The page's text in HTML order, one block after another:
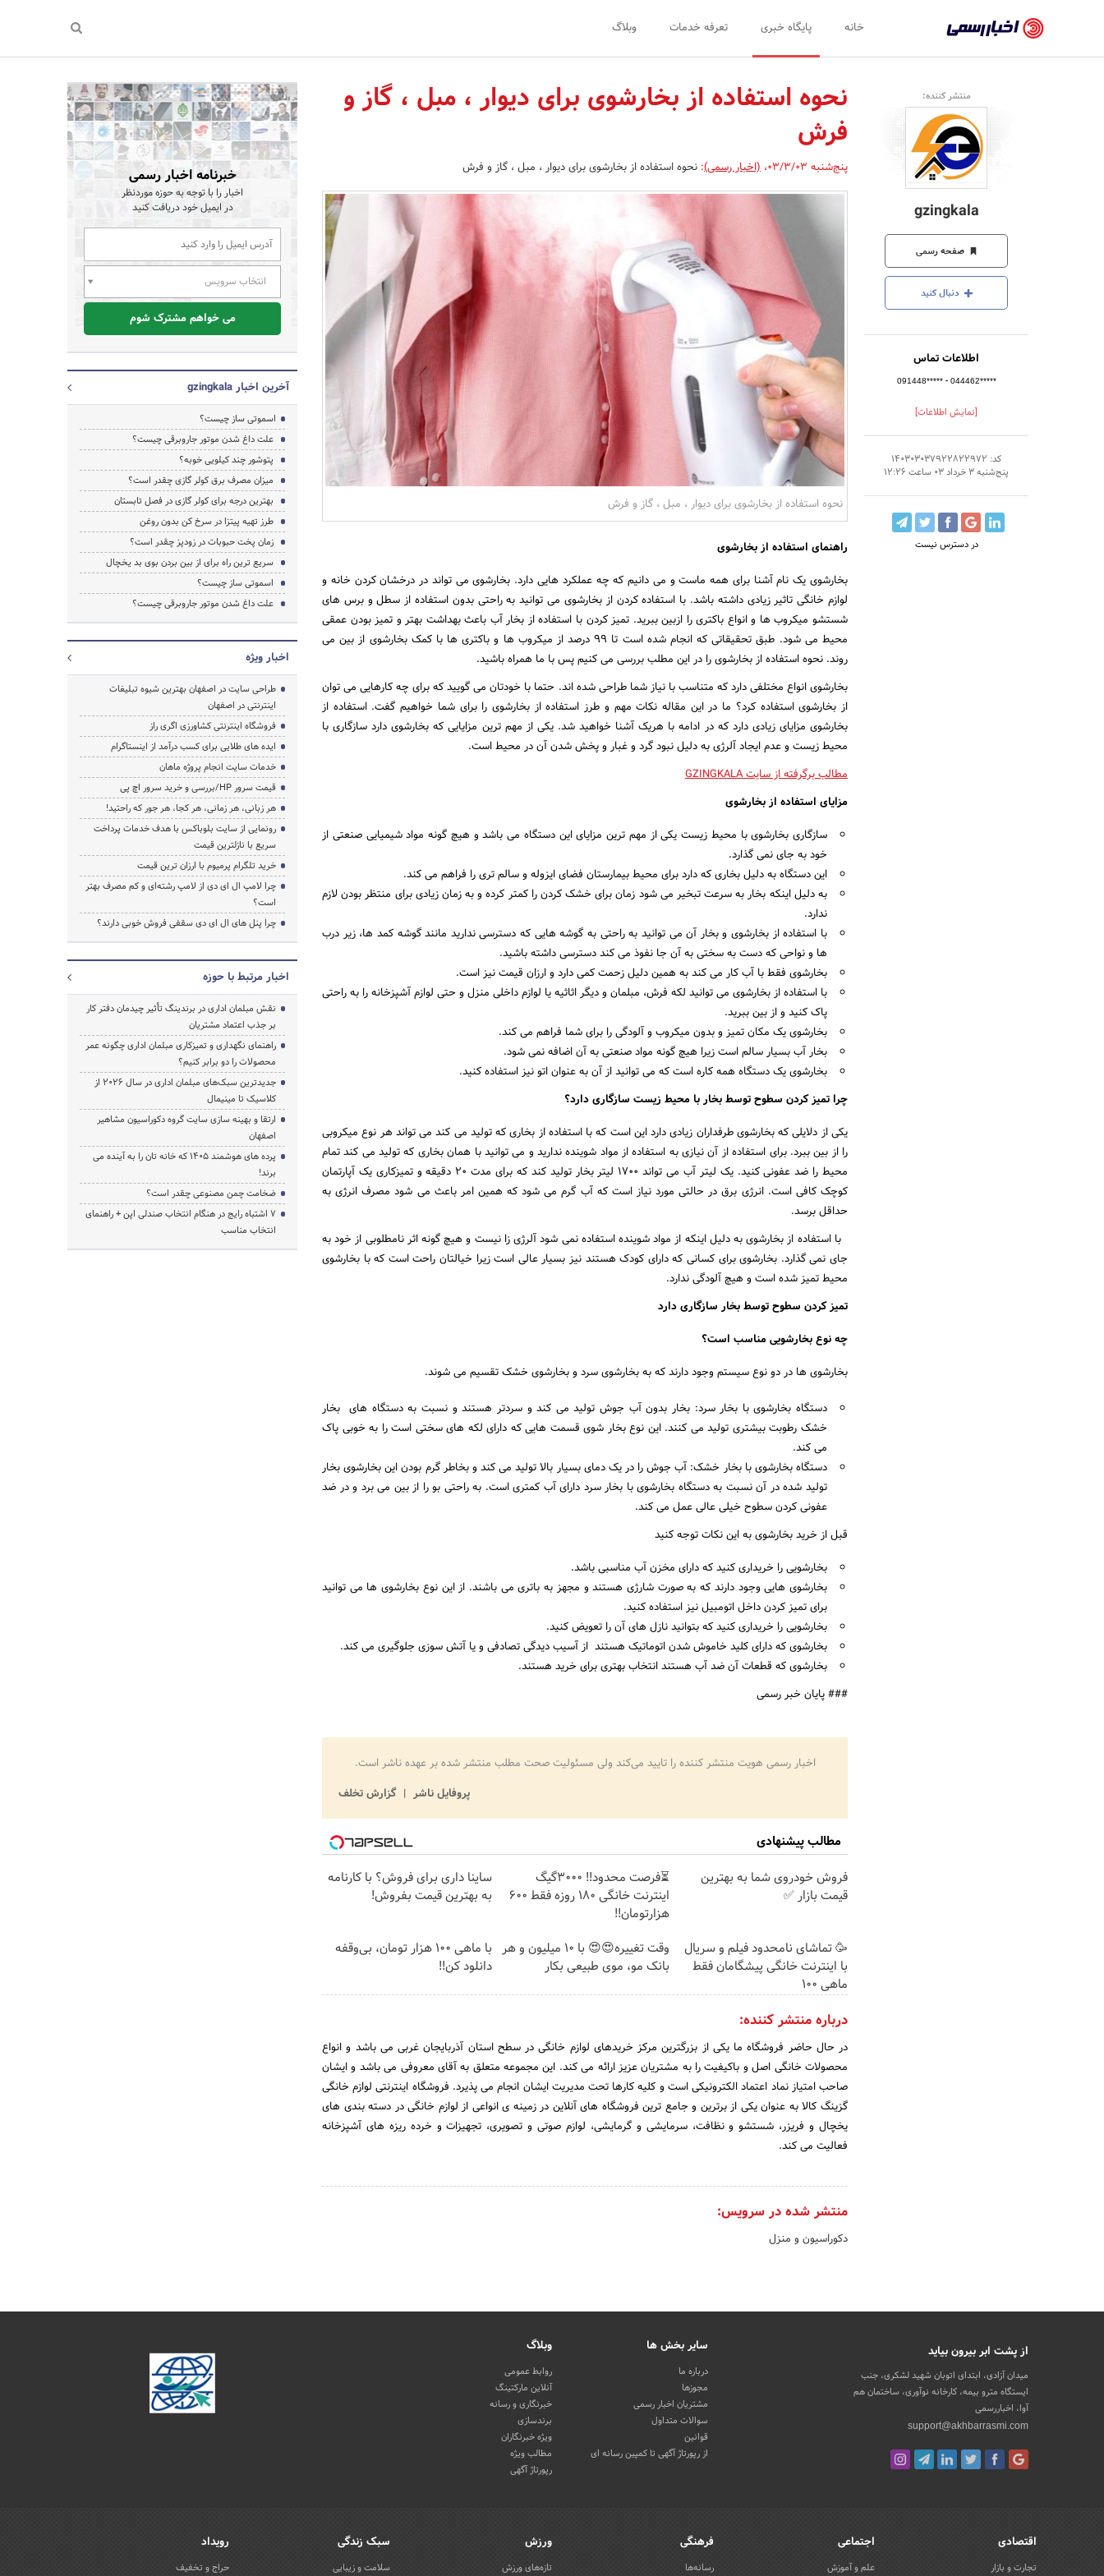
رسمی
-
اخبار
تایید
شده
شرکت‌ها،
سازمان‌ها
و
روابط
عمومی‌ها
خانه پایگاه خبری تعرفه خدمات وبلاگ
جستجو
منتشر کننده:
gzingkala
صفحه رسمی
دنبال کنید
اطلاعات تماس
091448***** - 044462*****
[نمایش اطلاعات]
کد: 140303037922822972
پنج‌شنبه 3 خرداد 03 ساعت 12:26
در دسترس نیست
نحوه استفاده از بخارشوی برای دیوار ، مبل ، گاز و
فرش
پنج‌شنبه 03/3/03 ، (اخبار رسمی): نحوه استفاده از بخارشوی برای دیوار ، مبل ، گاز و فرش
نحوه استفاده از بخارشوی برای دیوار ، مبل ، گاز و فرش
راهنمای استفاده از بخارشوی
بخارشوی یک نام آشنا برای همه ماست و می دانیم که چه عملکرد هایی دارد. بخارشوی می تواند در درخشان کردن خانه و
لوازم خانگی تاثیر زیادی داشته باشد. با استفاده کردن از بخارشوی می توانید به راحتی بدون استفاده از سطل و برس های
شستشو میکروب ها و انواع باکتری را ازبین ببرید. تمیز کردن با استفاده از بخار آب باعث بهداشت بهتر و تمیز بودن عمقی
محیط می شود. طبق تحقیقاتی که انجام شده است تا ۹۹ درصد از میکروب ها و باکتری ها با کمک بخارشوی از بین می
روند. نحوه استفاده از بخارشوی را در این مطلب بررسی می کنیم پس با ما همراه باشید.
بخارشوی انواع مختلفی دارد که متناسب با نیاز شما طراحی شده اند. حتما با خودتان می گویید که برای چه کارهایی می توان
از بخارشوی استفاده کرد؟ ما در این مقاله نکات مهم و طرز استفاده از بخارشوی را برای شما خواهیم گفت. استفاده از
بخارشوی مزایای زیادی دارد که در ادامه با هریک آشنا خواهید شد. یکی از مهم ترین مزایایی که بخارشوی دارد سازگاری با
محیط زیست و عدم ایجاد آلرژی به دلیل نبود گرد و غبار و پخش شدن آن در محیط است.
مطالب برگرفته از سایت GZINGKALA
مزایای استفاده از بخارشوی
سازگاری بخارشوی با محیط زیست یکی از مهم ترین مزایای این دستگاه می باشد و هیچ گونه مواد شیمیایی صنعتی از
خود به جای نمی گذارد.
این دستگاه به دلیل بخاری که دارد برای محیط بیمارستان فضای ایزوله و سالم تری را فراهم می کند.
به دلیل اینکه بخار به سرعت تبخیر می شود زمان برای خشک کردن را کمتر کرده و به زمان زیادی برای منتظر بودن لازم
ندارد.
با استفاده از بخارشوی و بخار آن می توانید به راحتی به گوشه هایی که دسترسی ندارید مانند گوشه کمد ها، زیر درب
ها و نواحی که دست به سختی به آن جا نفوذ می کند دسترسی داشته باشید.
بخارشوی فقط با آب کار می کند به همین دلیل زحمت کمی دارد و ارزان قیمت نیز است.
با استفاده از بخارشوی می توانید لکه فرش، مبلمان و دیگر اثاثیه یا لوازم داخلی منزل و حتی لوازم آشپزخانه را به راحتی
پاک کنید و از بین ببرید.
بخارشوی یک مکان تمیز و بدون میکروب و آلودگی را برای شما فراهم می کند.
بخار آب بسیار سالم است زیرا هیچ گونه مواد صنعتی به آن اضافه نمی شود.
بخارشوی یک دستگاه همه کاره است که می توانید از آن به عنوان اتو نیز استفاده کنید.
چرا تمیز کردن سطوح توسط بخار با محیط زیست سازگاری دارد؟
یکی از دلایلی که بخارشوی طرفداران زیادی دارد این است که با استفاده از بخاری که تولید می کند می تواند هر نوع میکروبی
را از بین ببرد. برای استفاده از آن نیازی به استفاده از مواد شوینده ندارید و می توانید با همان بخاری که تولید می کند تمام
محیط را ضد عفونی کنید. یک لیتر آب می تواند ۱۷۰۰ لیتر بخار تولید کند که برای مدت ۲۰ دقیقه و تمیزکاری یک آپارتمان
کوچک کافی است. انرژی برق در حالتی مورد نیاز است که آب گرم می شود که همین امر باعث می شود مصرف انرژی به
حداقل برسد.
با استفاده از بخارشوی به دلیل اینکه از مواد شوینده استفاده نمی شود آلرژی زا نیست و هیچ گونه اثر نامطلوبی از خود به
جای نمی گذارد. بخارشوی برای کسانی که دارای کودک هستند نیز بسیار عالی است زیرا خیالتان راحت است که با بخارشوی
محیط تمیز شده است و هیچ آلودگی ندارد.
تمیز کردن سطوح توسط بخار سازگاری دارد
چه نوع بخارشویی مناسب است؟
بخارشوی ها در دو نوع سیستم وجود دارند که به بخارشوی سرد و بخارشوی خشک تقسیم می شوند.
دستگاه بخارشوی با بخار سرد: بخار بدون آب جوش تولید می کند و سردتر هستند و نسبت به دستگاه های بخار
خشک رطوبت بیشتری تولید می کنند. این نوع بخار شوی قسمت هایی که دارای لکه های سختی است را به خوبی پاک
می کند.
دستگاه بخارشوی با بخار خشک: آب جوش را در یک دمای بسیار بالا تولید می کند و بخاطر گرم بودن این بخارشوی بخار
تولید شده در آن نسبت به دستگاه بخارشوی با بخار سرد دارای آب کمتری است. به راحتی بو را از بین می برد و در ضد
عفونی کردن سطوح خیلی عالی عمل می کند.
قبل از خرید بخارشوی به این نکات توجه کنید
بخارشویی را خریداری کنید که دارای مخزن آب مناسبی باشد.
بخارشوی هایی وجود دارند که به صورت شارژی هستند و مجهز به باتری می باشند. از این نوع بخارشوی ها می توانید
برای تمیز کردن داخل اتومبیل نیز استفاده کنید.
بخارشویی را خریداری کنید که بتوانید نازل های آن را تعویض کنید.
بخارشوی که دارای کلید خاموش شدن اتوماتیک هستند از آسیب دیدگی تصادفی و یا آتش سوزی جلوگیری می کند.
بخارشوی که قطعات آن ضد آب هستند انتخاب بهتری برای خرید هستند.
### پایان خبر رسمی
اخبار رسمی هویت منتشر کننده را تایید می‌کند ولی مسئولیت صحت مطلب منتشر شده بر عهده ناشر است.
پروفایل ناشر
گزارش تخلف
مطالب پیشنهادی
فروش خودروی شما به بهترین
قیمت بازار ✅
⏳فرصت محدود!! 3000گیگ
اینترنت خانگی 180 روزه فقط 600
هزارتومان!!
ساینا داری برای فروش؟ با کارنامه
به بهترین قیمت بفروش!
🥳 تماشای نامحدود فیلم و سریال
با اینترنت خانگی پیشگامان فقط
ماهی 100
وقت تغییره😍😍 با 10 میلیون و هر
بانک مو، موی طبیعی بکار
با ماهی 100 هزار تومان، بی‌وقفه
دانلود کن!!
درباره منتشر کننده:
در حال حاضر فروشگاه ما یکی از بزرگترین مرکز خریدهای لوازم خانگی در سطح استان آذربایجان غربی می باشد و انواع
محصولات خانگی اصل و باکیفیت را به مشتریان عزیز ارائه می کند. این مجموعه متعلق به آقای معروفی می باشد و ایشان
صاحب امتیاز نماد اعتماد الکترونیکی است و کلیه کارها تحت مدیریت ایشان انجام می پذیرد. فروشگاه اینترنتی لوازم خانگی
گزینگ کالا به عنوان یکی از برترین و جامع ترین فروشگاه های آنلاین در زمینه ی انواعی از لوازم خانگی در دسته بندی های
یخچال و فریزر، شستشو و نظافت، سرمایشی و گرمایشی، لوازم صوتی و تصویری، تجهیزات و خرده ریزه های آشپزخانه
فعالیت می کند.
منتشر شده در سرویس:
دکوراسیون و منزل
خبرنامه اخبار رسمی
اخبار را با توجه به حوزه موردنظر
در ایمیل خود دریافت کنید
انتخاب سرویس
می خواهم مشترک شوم
آخرین اخبار gzingkala
اسموتی ساز چیست؟
علت داغ شدن موتور جاروبرقی چیست؟
پتوشور چند کیلویی خوبه؟
میزان مصرف برق کولر گازی چقدر است؟
بهترین درجه برای کولر گازی در فصل تابستان
طرز تهیه پیتزا در سرخ کن بدون روغن
زمان پخت حبوبات در زودپز چقدر است؟
سریع ترین راه برای از بین بردن بوی بد یخچال
اسموتی ساز چیست؟
علت داغ شدن موتور جاروبرقی چیست؟
اخبار ویژه
طراحی سایت در اصفهان بهترین شیوه تبلیغات
اینترنتی در اصفهان
فروشگاه اینترنتی کشاورزی اگری راز
ایده های طلایی برای کسب درآمد از اینستاگرام
خدمات سایت انجام پروژه ماهان
قیمت سرور HP/بررسی و خرید سرور اچ پی
هر زبانی، هر زمانی، هر کجا، هر جور که راحتید!
رونمایی از سایت بلوباکس با هدف خدمات پرداخت
سریع با نازلترین قیمت
خرید تلگرام پرمیوم با ارزان ترین قیمت
چرا لامپ ال ای دی از لامپ رشته‌ای و کم مصرف بهتر
است؟
چرا پنل های ال ای دی سقفی فروش خوبی دارند؟
اخبار مرتبط با حوزه
نقش مبلمان اداری در برندینگ تأثیر چیدمان دفتر کار
بر جذب اعتماد مشتریان
راهنمای نگهداری و تمیزکاری مبلمان اداری چگونه عمر
محصولات را دو برابر کنیم؟
جدیدترین سبک‌های مبلمان اداری در سال ۲۰۲۶ از
کلاسیک تا مینیمال
ارتقا و بهینه سازی سایت گروه دکوراسیون مشاهیر
اصفهان
پرده‌ های هوشمند ۱۴۰۵ که خانه‌ تان را به آینده می‌
برند!
ضخامت چمن مصنوعی چقدر است؟
۷ اشتباه رایج در هنگام انتخاب صندلی اپن + راهنمای
انتخاب مناسب
از پشت ابر بیرون بیاید
میدان آزادی، ابتدای اتوبان شهید لشکری، جنب
ایستگاه مترو بیمه، کارخانه نوآوری، ساختمان هم
آوا، اخباررسمی
support@akhbarrasmi.com
سایر بخش ها
درباره ما
مجوزها
مشتریان اخبار رسمی
سوالات متداول
قوانین
از رپورتاژ آگهی تا کمپین رسانه ای
وبلاگ
روابط عمومی
آنلاین مارکتینگ
خبرنگاری و رسانه
برندسازی
ویژه خبرنگاران
مطالب ویژه
رپورتاژ آگهی
اقتصادی
تجارت و بازار
اجتماعی
علم و آموزش
فرهنگی
رسانه‌ها
ورزش
تازه‌های ورزش
سبک زندگی
سلامت و زیبایی
رویداد
حراج و تخفیف